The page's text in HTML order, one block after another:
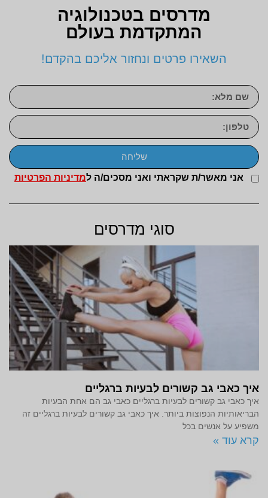
מדרסים בטכנולוגיה
המתקדמת בעולם
השאירו פרטים ונחזור אליכם בהקדם!
אני מאשר/ת שקראתי ואני מסכים/ה למדיניות הפרטיות
שליחה
סוגי מדרסים
איך כאבי גב קשורים לבעיות ברגליים
איך כאבי גב קשורים לבעיות ברגליים כאבי גב הם אחת הבעיות
הבריאותיות הנפוצות ביותר. איך כאבי גב קשורים לבעיות ברגליים זה
משפיע על אנשים בכל
קרא עוד »